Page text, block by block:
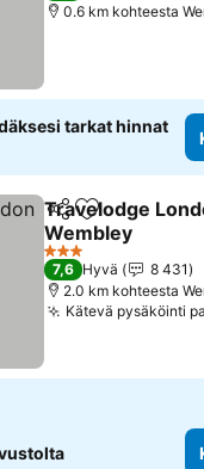
0.6 km kohteesta
tarkat hinnat
Jaa Lisää
Travelodge
Wembley
Katso hinnat
3 Tähtiluokitus
7,6 Hyvä
8 431
2.0 km kohteesta
Kätevä pysäköinti